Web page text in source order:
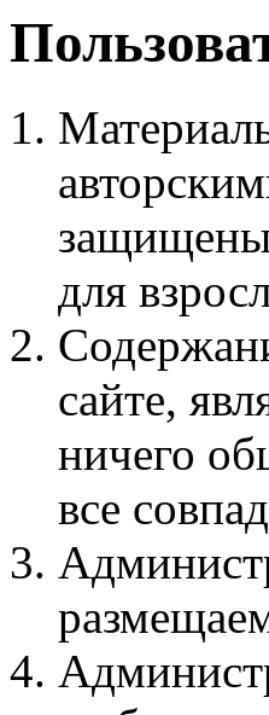
защищены
для
сайте,
ничего
все